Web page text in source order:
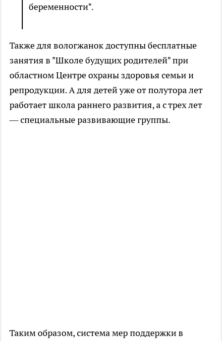
беременности".
Также для вологжанок доступны бесплатные
занятия в "Школе будущих родителей" при
областном Центре охраны здоровья семьи и
репродукции. А для детей уже от полутора лет
работает школа раннего развития, а с трех лет
— специальные развивающие группы.
Таким образом, система мер поддержки в